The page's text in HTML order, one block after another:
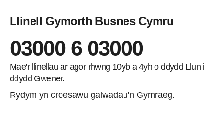
Llinell Gymorth Busnes Cymru
03000 6 03000
Mae'r llinellau ar agor rhwng 10yb a 4yh o ddydd Llun i
ddydd Gwener.
Rydym yn croesawu galwadau'n Gymraeg.